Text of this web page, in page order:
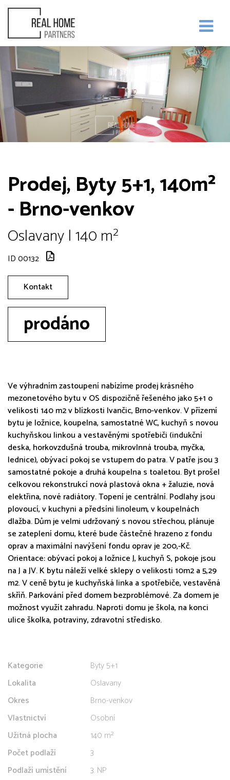
Prodej, Byty 5+1, 140m²
- Brno-venkov
Oslavany | 140 m²
ID 00132
Kontakt
prodáno
Ve výhradním zastoupení nabízíme prodej krásného
mezonetového bytu v OS dispozičně řešeného jako 5+1 o
velikosti 140 m2 v blízkosti Ivančic, Brno-venkov. V přízemí
bytu je ložnice, koupelna, samostatné WC, kuchyň s novou
kuchyňskou linkou a vestavěnými spotřebiči (indukční
deska, horkovzdušná trouba, mikrovlnná trouba, myčka,
lednice), obývací pokoj se vstupem do patra. V patře jsou 3
samostatné pokoje a druhá koupelna s toaletou. Byt prošel
celkovou rekonstrukcí nová plastová okna + žaluzie, nová
elektřina, nové radiátory. Topení je centrální. Podlahy jsou
plovoucí, v kuchyni a předsíni linoleum, v koupelnách
dlažba. Dům je velmi udržovaný s novou střechou, plánuje
se zateplení domu, které bude částečné hrazeno z fondu
oprav a maximální navýšení fondu oprav je 200,-Kč.
Orientace: obývací pokoj a ložnice J, kuchyň S, pokoje jsou
na J a JV. K bytu náleží velké sklepy o velikosti 10m2 a 5,29
m2. V ceně bytu je kuchyňská linka a spotřebiče, vestavěná
skříň. Parkování před domem bezproblémové. Za domem je
možnost využít zahradu. Naproti domu je škola, na konci
ulice školka, potraviny, zdravotní středisko.
Kategorie
Byty 5+1
Lokalita
Oslavany
Okres
Brno-venkov
Vlastnictví
Osobní
Užitná plocha
140 m²
Počet podlaží
3
Podlaží umístění
3. NP